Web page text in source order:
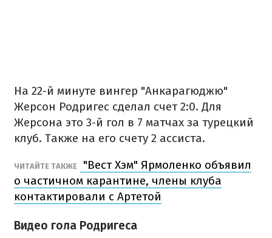
На 22-й минуте вингер "Анкарагюджю"
Жерсон Родригес сделал счет 2:0. Для
Жерсона это 3-й гол в 7 матчах за турецкий
клуб. Также на его счету 2 ассиста.
ЧИТАЙТЕ ТАКЖЕ
"Вест Хэм" Ярмоленко объявил
о частичном карантине, члены клуба
контактировали с Артетой
Видео гола Родригеса